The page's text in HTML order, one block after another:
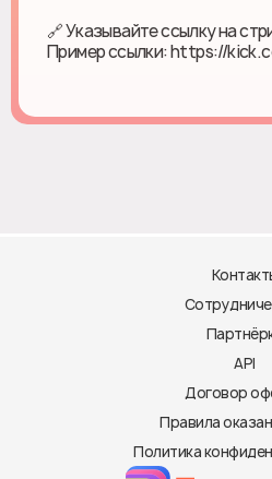
🔗 Указывайте ссылку на
Пример ссылки: https://
API
Договор
Правила
Политика